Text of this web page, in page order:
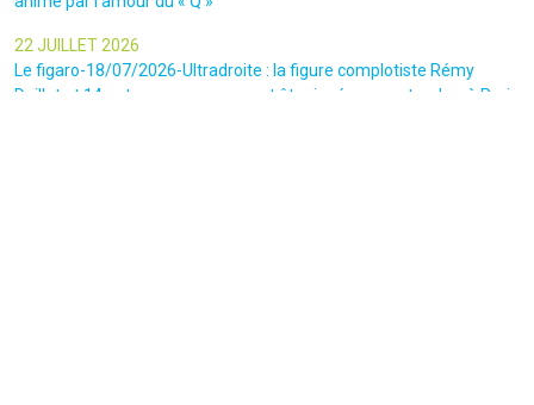
22 JUILLET 2026
Le figaro-18/07/2026-Ultradroite : la figure complotiste Rémy
Daillet et 14 autres personnes vont être jugés en septembre à Paris